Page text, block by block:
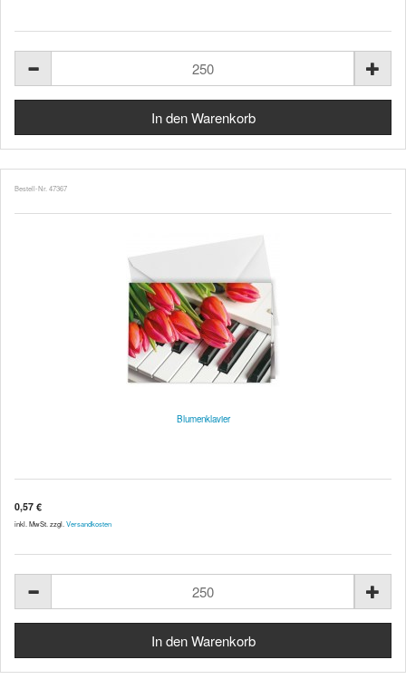
Bestell-Nr. 47367
Blumenklavier
0,57 €
inkl. MwSt. zzgl. Versandkosten